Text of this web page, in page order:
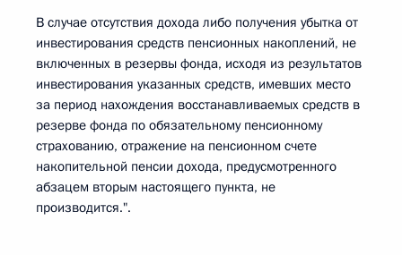
В случае отсутствия дохода либо получения убытка от
инвестирования средств пенсионных накоплений, не
включенных в резервы фонда, исходя из результатов
инвестирования указанных средств, имевших место
за период нахождения восстанавливаемых средств в
резерве фонда по обязательному пенсионному
страхованию, отражение на пенсионном счете
накопительной пенсии дохода, предусмотренного
абзацем вторым настоящего пункта, не
производится.".